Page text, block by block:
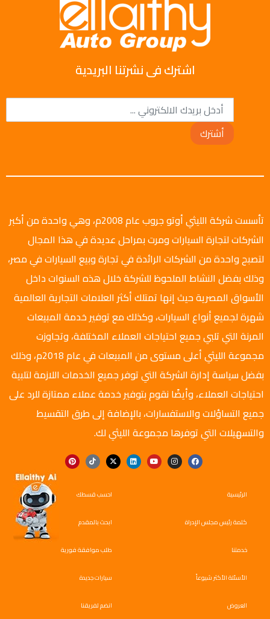
اشترك فى نشرتنا البريدية
أشترك
تأسست شركة الليثي أوتو جروب عام 2008م، وهي واحدة من أكبر
الشركات لتجارة السيارات ومرت بمراحل عديدة في هذا المجال
لتصبح واحدة من الشركات الرائدة في تجارة وبيع السيارات في مصر،
وذلك بفضل النشاط الملحوظ للشركة خلال هذه السنوات داخل
الأسواق المصرية حيث إنها تمتلك أكثر العلامات التجارية العالمية
شهرة لجميع أنواع السيارات، وكذلك مع توفير خدمة المبيعات
المرنة التي تلبي جميع احتياجات العملاء المختلفة، وتجاوزت
مجموعة الليثي أعلى مستوى من المبيعات في عام 2018م، وذلك
بفضل سياسة إدارة الشركة التي توفر جميع الخدمات اللازمة لتلبية
احتياجات العملاء، وأيضًا نقوم بتوفير خدمة عملاء ممتازة للرد على
جميع التساؤلات والاستفسارات، بالإضافة إلى طرق التقسيط
والتسهيلات التي توفرها مجموعة الليثي لك.
الرئيسية
كلمة رئيس مجلس الإدراة
خدمتنا
الأسئلة الأكثر شيوعاً
العروض
احسب قسطك
ابحث بالمقدم
طلب موافقة فورية
سيارات جديدة
انضم لفريقنا